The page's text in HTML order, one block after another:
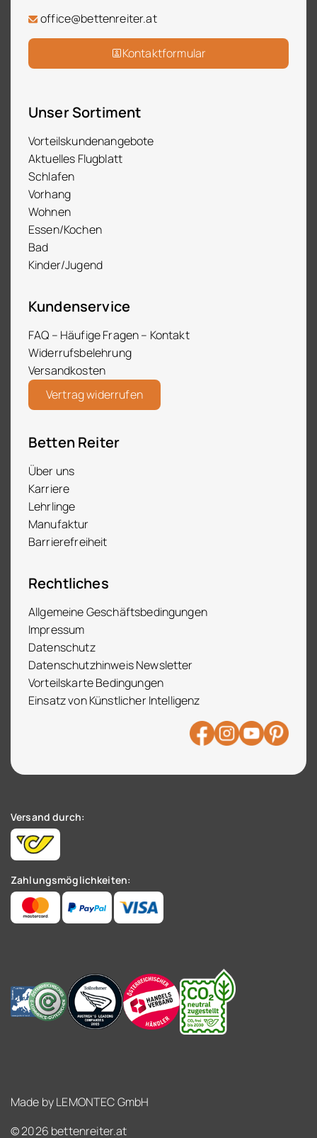
office@bettenreiter.at
Kontaktformular
Unser Sortiment
Vorteilskundenangebote
Aktuelles Flugblatt
Schlafen
Vorhang
Wohnen
Essen/Kochen
Bad
Kinder/Jugend
Kundenservice
FAQ – Häufige Fragen – Kontakt
Widerrufsbelehrung
Versandkosten
Vertrag widerrufen
Betten Reiter
Über uns
Karriere
Lehrlinge
Manufaktur
Barrierefreiheit
Rechtliches
Allgemeine Geschäftsbedingungen
Impressum
Datenschutz
Datenschutzhinweis Newsletter
Vorteilskarte Bedingungen
Einsatz von Künstlicher Intelligenz
Versand durch:
Zahlungsmöglichkeiten:
Made byLEMONTEC GmbH
© 2026 bettenreiter.at